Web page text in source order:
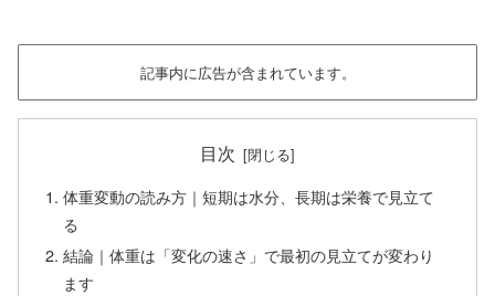
記事内に広告が含まれています。
目次
体重変動の読み方｜短期は水分、長期は栄養で見立て
る
結論｜体重は「変化の速さ」で最初の見立てが変わり
ます